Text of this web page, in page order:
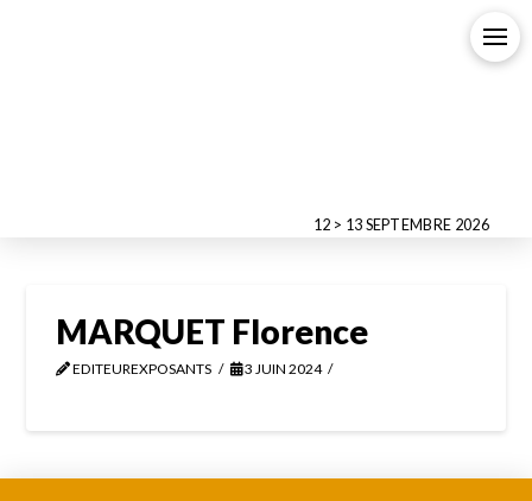
12 > 13 SEPTEMBRE 2026
MARQUET Florence
EDITEUREXPOSANTS 3 JUIN 2024